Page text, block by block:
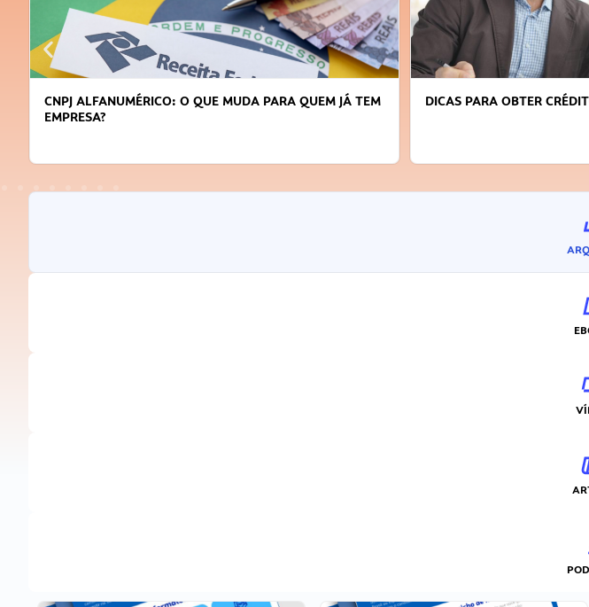
DICAS PARA OBTER CRÉDITO
FAÇA A DIFERENÇA: SEJA